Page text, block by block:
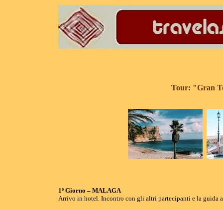
Tour: "Gran
1º Giorno – MALAGA
Arrivo in hotel. Incontro con gli altri partecipanti e la guida